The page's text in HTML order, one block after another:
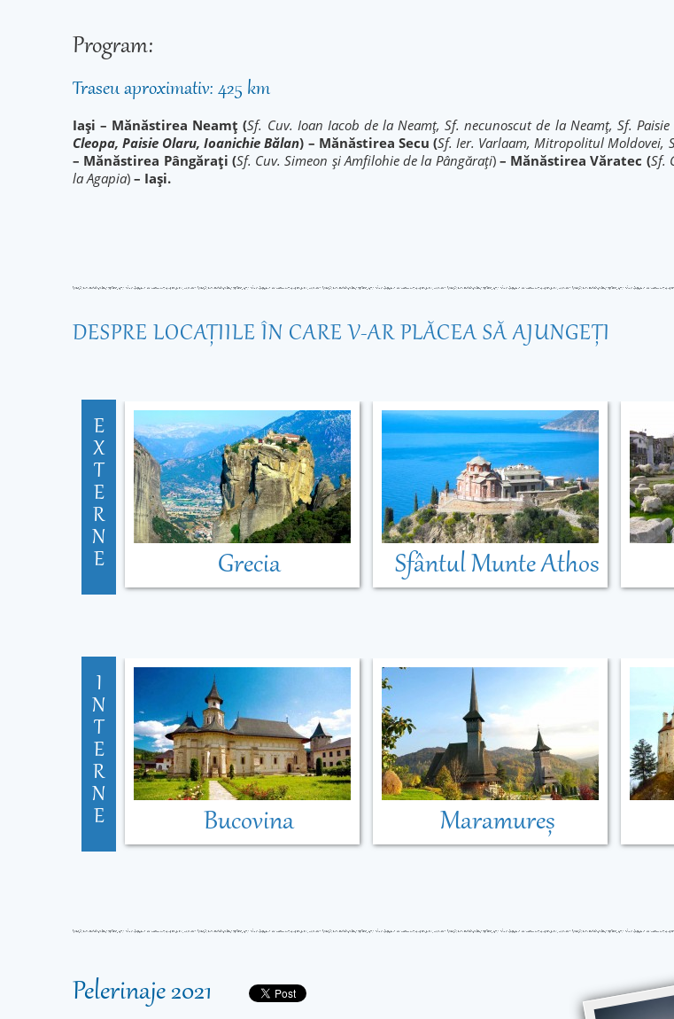
Program:
Traseu aproximativ: 425 km
Iași – Mănăstirea Neamț (Sf. Cuv. Ioan Iacob de la Neamț, Sf. necunoscut de la Neamț, Sf.
Cleopa, Paisie Olaru, Ioanichie Bălan) – Mănăstirea Secu (Sf. Ier. Varlaam, Mitropolitul Moldovei,
– Mănăstirea Pângărați (Sf. Cuv. Simeon și Amfilohie de la Pângărați) – Mănăstirea Văratec (Sf.
la Agapia) – Iași.
DESPRE LOCAŢIILE ÎN CARE V-AR PLĂCEA SĂ AJUNGEŢI
E
X
T
E
R
N
E
Grecia Sfântul Munte Athos
I
N
T
E
R
N
E
Bucovina Maramureș
Pelerinaje 2021